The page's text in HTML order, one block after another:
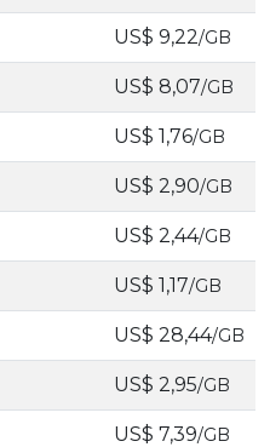
US$ 9,22/GB
US$ 8,07/GB
US$ 1,76/GB
US$ 2,90/GB
US$ 2,44/GB
US$ 1,17/GB
US$ 28,44/GB
US$ 2,95/GB
US$ 7,39/GB